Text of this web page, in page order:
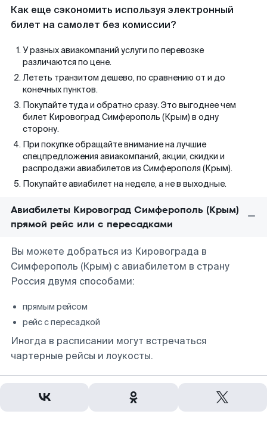
Как еще сэкономить используя электронный
билет на самолет без комиссии?
У разных авиакомпаний услуги по перевозке
различаются по цене.
Лететь транзитом дешево, по сравнению от и до
конечных пунктов.
Покупайте туда и обратно сразу. Это выгоднее чем
билет Кировоград Симферополь (Крым) в одну
сторону.
При покупке обращайте внимание на лучшие
спецпредложения авиакомпаний, акции, скидки и
распродажи авиабилетов из Симферополя (Крым).
Покупайте авиабилет на неделе, а не в выходные.
Авиабилеты Кировоград Симферополь (Крым)
прямой рейс или с пересадками
Вы можете добраться из Кировограда в
Симферополь (Крым) с авиабилетом в страну
Россия двумя способами:
прямым рейсом
рейс с пересадкой
Иногда в расписании могут встречаться
чартерные рейсы и лоукосты.